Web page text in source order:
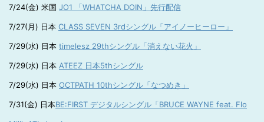
7/24(金) 米国 JO1 「WHATCHA DOIN」先行配信
7/27(月) 日本 CLASS SEVEN 3rdシングル「アイノーヒーロー」
7/29(水) 日本 timelesz 29thシングル「消えない花火」
7/29(水) 日本 ATEEZ 日本5thシングル
7/29(水) 日本 OCTPATH 10thシングル「なつめき」
7/31(金) 日本BE:FIRST デジタルシングル「BRUCE WAYNE feat. Flo